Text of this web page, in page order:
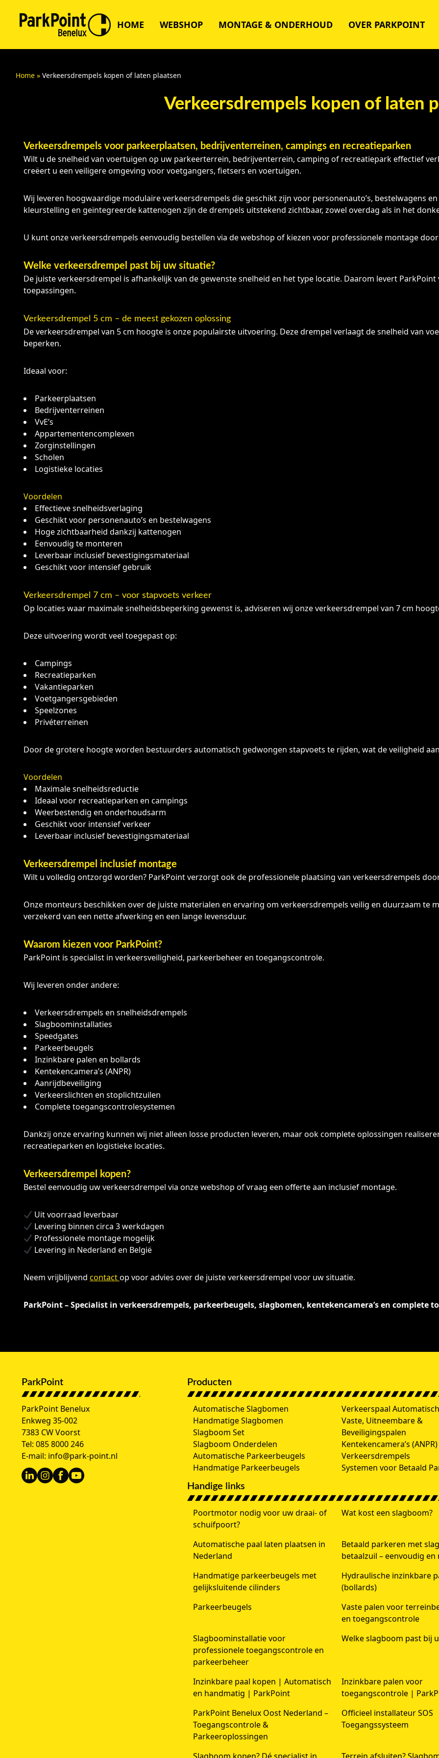
HOME WEBSHOP MONTAGE & ONDERHOUD OVER PARKPOINT
Home » Verkeersdrempels kopen of laten plaatsen
Verkeersdrempels kopen of laten
Verkeersdrempels voor parkeerplaatsen, bedrijventerreinen, campings en recreatieparken
Wilt u de snelheid van voertuigen op uw parkeerterrein, bedrijventerrein, camping of recreatiepark effectief
creëert u een veiligere omgeving voor voetgangers, fietsers en voertuigen.
Wij leveren hoogwaardige modulaire verkeersdrempels die geschikt zijn voor personenauto’s, bestelwagens
kleurstelling en geïntegreerde kattenogen zijn de drempels uitstekend zichtbaar, zowel overdag als in het
U kunt onze verkeersdrempels eenvoudig bestellen via de webshop of kiezen voor professionele montage
Welke verkeersdrempel past bij uw situatie?
De juiste verkeersdrempel is afhankelijk van de gewenste snelheid en het type locatie. Daarom levert
toepassingen.
Verkeersdrempel 5 cm – de meest gekozen oplossing
De verkeersdrempel van 5 cm hoogte is onze populairste uitvoering. Deze drempel verlaagt de snelheid van
beperken.
Ideaal voor:
Parkeerplaatsen
Bedrijventerreinen
VvE’s
Appartementencomplexen
Zorginstellingen
Scholen
Logistieke locaties
Voordelen
Effectieve snelheidsverlaging
Geschikt voor personenauto’s en bestelwagens
Hoge zichtbaarheid dankzij kattenogen
Eenvoudig te monteren
Leverbaar inclusief bevestigingsmateriaal
Geschikt voor intensief gebruik
Verkeersdrempel 7 cm – voor stapvoets verkeer
Op locaties waar maximale snelheidsbeperking gewenst is, adviseren wij onze verkeersdrempel van 7 cm
Deze uitvoering wordt veel toegepast op:
Campings
Recreatieparken
Vakantieparken
Voetgangersgebieden
Speelzones
Privéterreinen
Door de grotere hoogte worden bestuurders automatisch gedwongen stapvoets te rijden, wat de veiligheid
Voordelen
Maximale snelheidsreductie
Ideaal voor recreatieparken en campings
Weerbestendig en onderhoudsarm
Geschikt voor intensief verkeer
Leverbaar inclusief bevestigingsmateriaal
Verkeersdrempel inclusief montage
Wilt u volledig ontzorgd worden? ParkPoint verzorgt ook de professionele plaatsing van verkeersdrempels
Onze monteurs beschikken over de juiste materialen en ervaring om verkeersdrempels veilig en duurzaam te
verzekerd van een nette afwerking en een lange levensduur.
Waarom kiezen voor ParkPoint?
ParkPoint is specialist in verkeersveiligheid, parkeerbeheer en toegangscontrole.
Wij leveren onder andere:
Verkeersdrempels en snelheidsdrempels
Slagboominstallaties
Speedgates
Parkeerbeugels
Inzinkbare palen en bollards
Kentekencamera’s (ANPR)
Aanrijdbeveiliging
Verkeerslichten en stoplichtzuilen
Complete toegangscontrolesystemen
Dankzij onze ervaring kunnen wij niet alleen losse producten leveren, maar ook complete oplossingen
recreatieparken en logistieke locaties.
Verkeersdrempel kopen?
Bestel eenvoudig uw verkeersdrempel via onze webshop of vraag een offerte aan inclusief montage.
Uit voorraad leverbaar
Levering binnen circa 3 werkdagen
Professionele montage mogelijk
Levering in Nederland en België
Neem vrijblijvend contactop voor advies over de juiste verkeersdrempel voor uw situatie.
ParkPoint – Specialist in verkeersdrempels, parkeerbeugels, slagbomen, kentekencamera’s en complete
ParkPoint
ParkPoint Benelux
Enkweg 35-002
7383 CW Voorst
Tel: 085 8000 246
E-mail: info@park-point.nl
Producten
Automatische Slagbomen
Handmatige Slagbomen
Slagboom Set
Slagboom Onderdelen
Automatische Parkeerbeugels
Handmatige Parkeerbeugels
Verkeerspaal
Vaste, Uitneembare &
Beveiligingspalen
Kentekencamera’s (ANPR)
Verkeersdrempels
Systemen voor Betaald
Handige links
Poortmotor nodig voor uw draai- of
schuifpoort?
Wat kost een slagboom?
Automatische paal laten plaatsen in
Nederland
Betaald parkeren met
betaalzuil – eenvoudig en
Handmatige parkeerbeugels met
gelijksluitende cilinders
Hydraulische inzinkbare
(bollards)
Parkeerbeugels
Vaste palen voor
en toegangscontrole
Slagboominstallatie voor
professionele toegangscontrole en
parkeerbeheer
Welke slagboom past bij
Inzinkbare paal kopen | Automatisch
en handmatig | ParkPoint
Inzinkbare palen voor
toegangscontrole |
ParkPoint Benelux Oost Nederland –
Toegangscontrole &
Parkeeroplossingen
Officieel installateur SOS
Toegangssysteem